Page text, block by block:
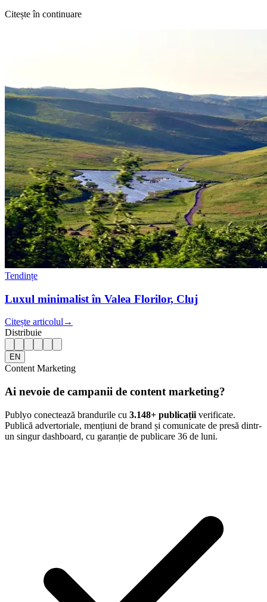
Citește în continuare
Tendințe
Luxul minimalist în Valea Florilor, Cluj
Citește articolul →
Distribuie
EN
Content Marketing
Ai nevoie de campanii de content marketing?
Publyo conectează brandurile cu 3.148+ publicații verificate.
Publică advertoriale, mențiuni de brand și comunicate de presă dintr-
un singur dashboard, cu garanție de publicare 36 de luni.